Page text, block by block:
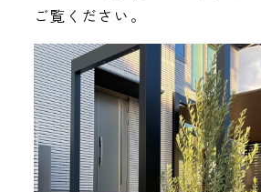
ご覧ください。